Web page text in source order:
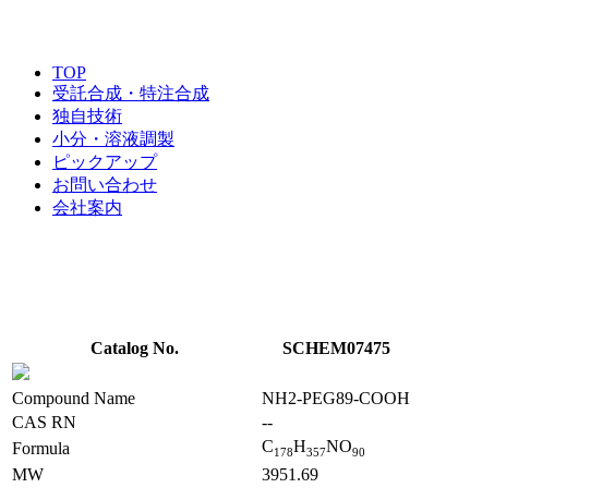
TOP
受託合成・特注合成
独自技術
小分・溶液調製
ピックアップ
お問い合わせ
会社案内
Catalog No. SCHEM07475
Compound Name
NH2-PEG89-COOH
CAS RN
--
Formula
C178H357NO90
MW
3951.69